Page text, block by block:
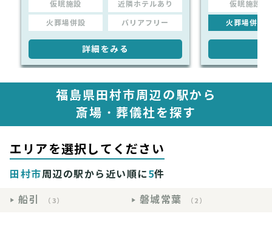
仮眠施設 近隣ホテルあり
火葬場併設 バリアフリー
詳細をみる
仮眠施設
火葬場併設
福島県田村市周辺の駅から
斎場・葬儀社を探す
エリアを選択してください
田村市周辺の駅から近い順に5件
船引
（3） 磐城常葉 （2）